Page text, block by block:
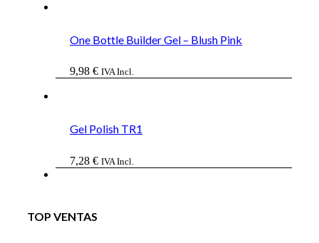
One Bottle Builder Gel – Blush Pink
9,98 € IVA Incl.
Gel Polish TR1
7,28 € IVA Incl.
TOP VENTAS